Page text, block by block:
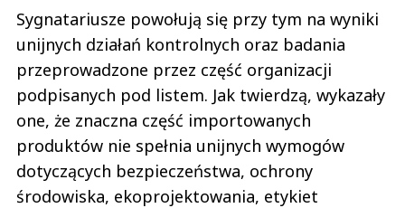
Sygnatariusze powołują się przy tym na wyniki
unijnych działań kontrolnych oraz badania
przeprowadzone przez część organizacji
podpisanych pod listem. Jak twierdzą, wykazały
one, że znaczna część importowanych
produktów nie spełnia unijnych wymogów
dotyczących bezpieczeństwa, ochrony
środowiska, ekoprojektowania, etykiet